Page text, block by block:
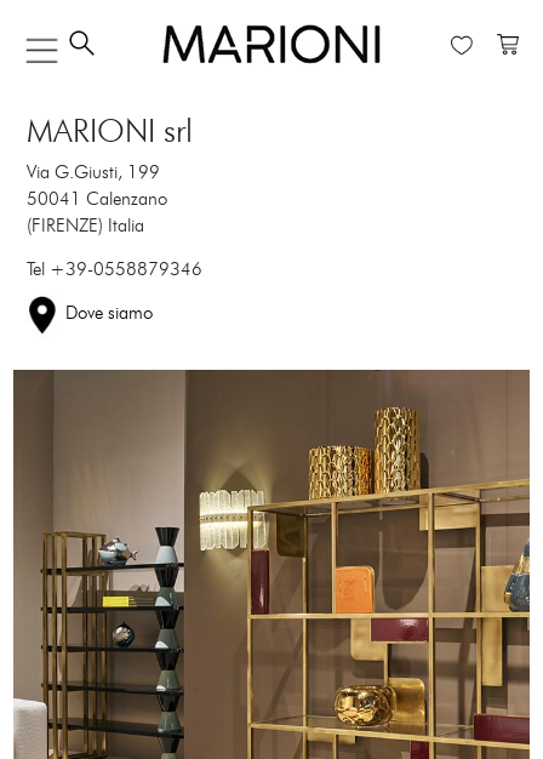
MARIONI srl
Via G.Giusti, 199
50041 Calenzano
(FIRENZE) Italia
​Tel +39-0558879346
​Dove siamo